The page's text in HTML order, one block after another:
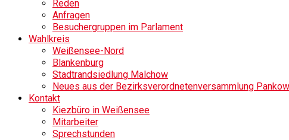
Reden
Anfragen
Besuchergruppen im Parlament
Wahlkreis
Weißensee-Nord
Blankenburg
Stadtrandsiedlung Malchow
Neues aus der Bezirksverordnetenversammlung Pankow
Kontakt
Kiezbüro in Weißensee
Mitarbeiter
Sprechstunden